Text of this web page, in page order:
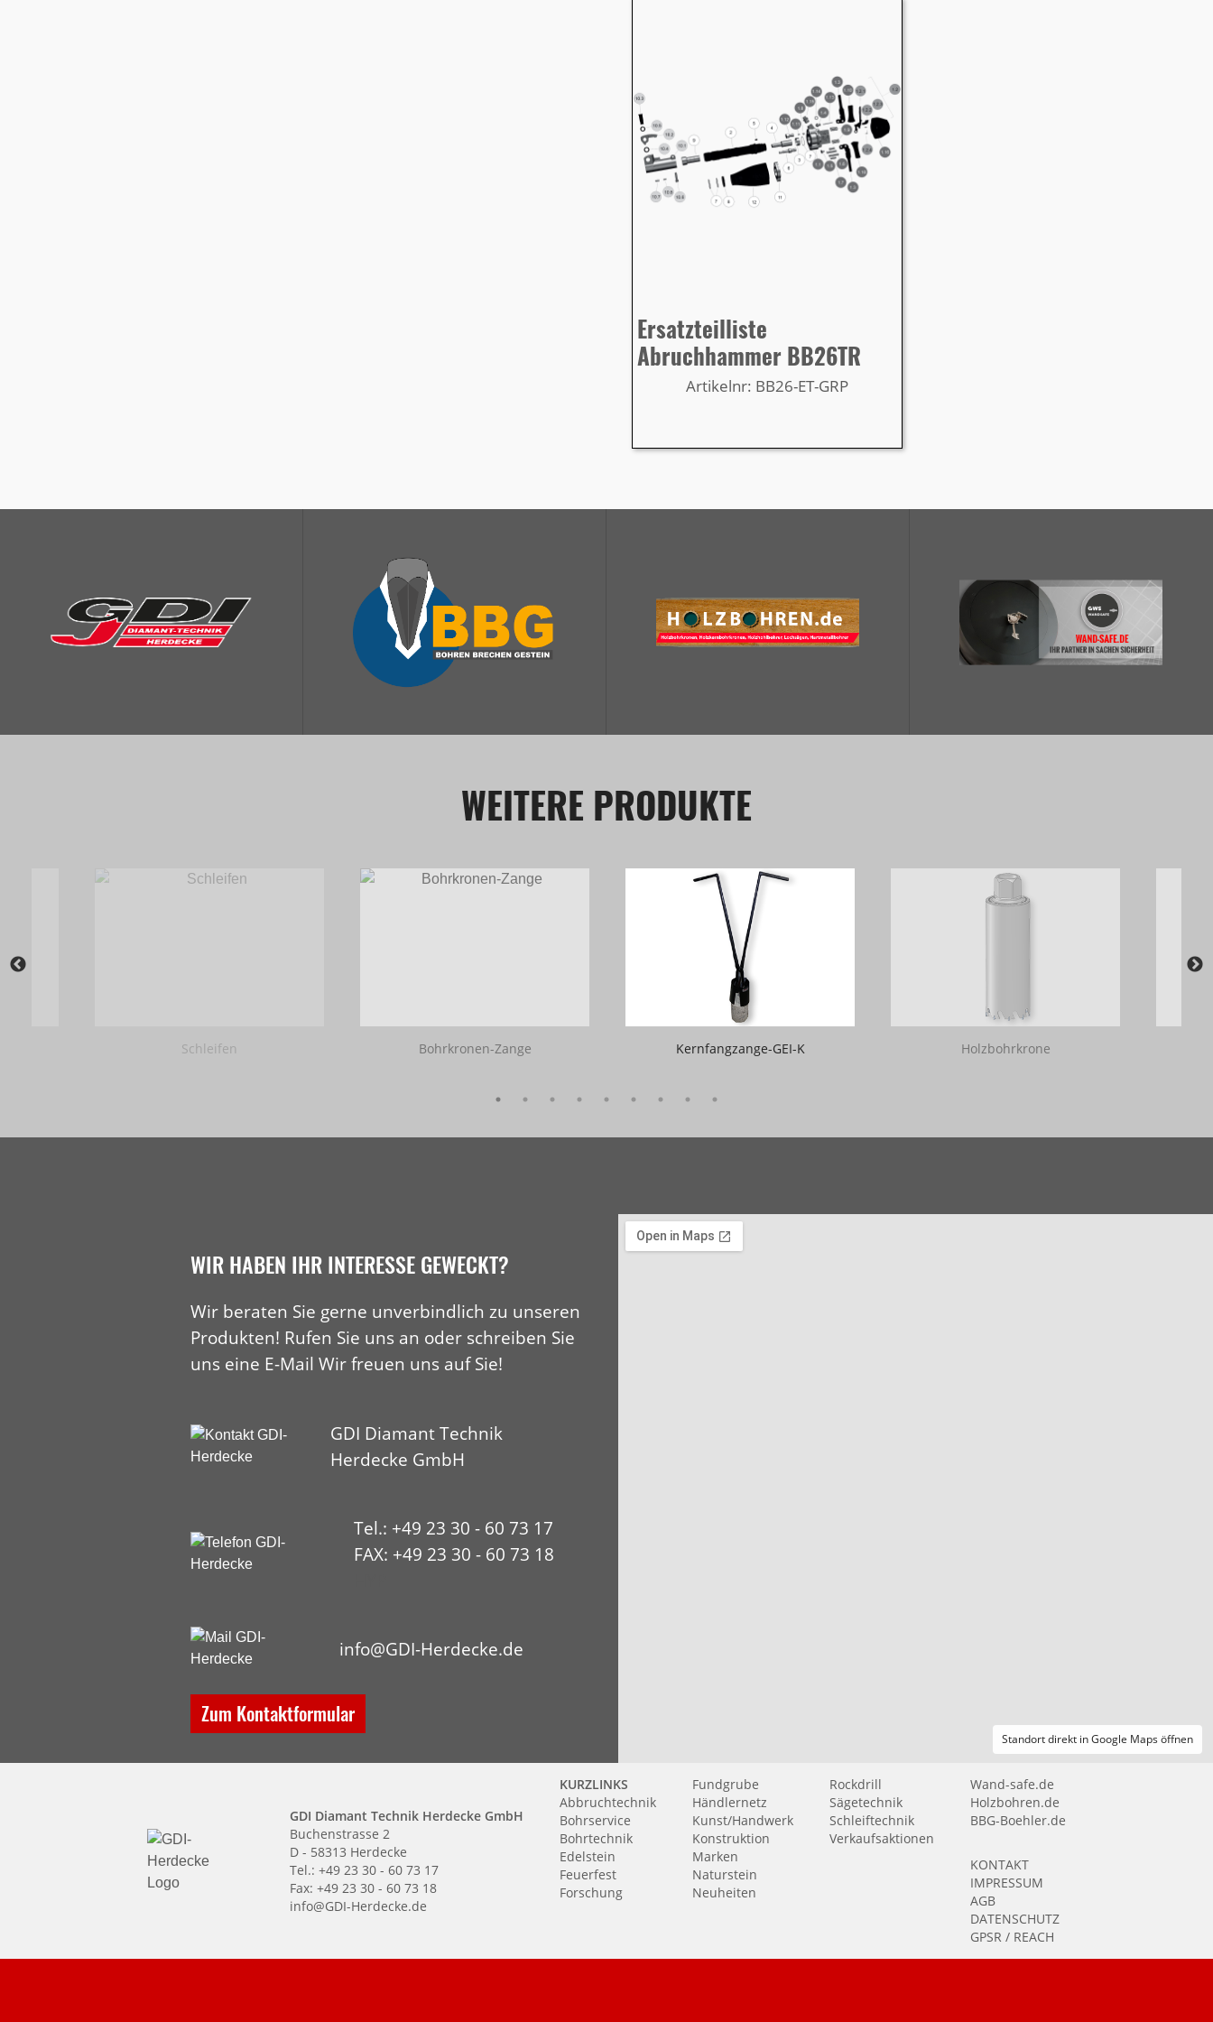
Ersatzteilliste
Abruchhammer BB26TR
Artikelnr: BB26-ET-GRP
WEITERE PRODUKTE
Schleifen Bohrkronen-Zange Kernfangzange-GEI-K Holzbohrkrone
WIR HABEN IHR INTERESSE GEWECKT?
Wir beraten Sie gerne unverbindlich zu unseren
Produkten! Rufen Sie uns an oder schreiben Sie
uns eine E-Mail Wir freuen uns auf Sie!
GDI Diamant Technik
Herdecke GmbH
Tel.: +49 23 30 - 60 73 17
FAX: +49 23 30 - 60 73 18
info@GDI-Herdecke.de
Zum Kontaktformular
Standort direkt in Google Maps öffnen
GDI Diamant Technik Herdecke GmbH
Buchenstrasse 2
D - 58313 Herdecke
Tel.: +49 23 30 - 60 73 17
Fax: +49 23 30 - 60 73 18
info@GDI-Herdecke.de
KURZLINKS
Abbruchtechnik
Bohrservice
Bohrtechnik
Edelstein
Feuerfest
Forschung
Fundgrube
Händlernetz
Kunst/Handwerk
Konstruktion
Marken
Naturstein
Neuheiten
Rockdrill
Sägetechnik
Schleiftechnik
Verkaufsaktionen
Wand-safe.de
Holzbohren.de
BBG-Boehler.de
KONTAKT
IMPRESSUM
AGB
DATENSCHUTZ
GPSR / REACH